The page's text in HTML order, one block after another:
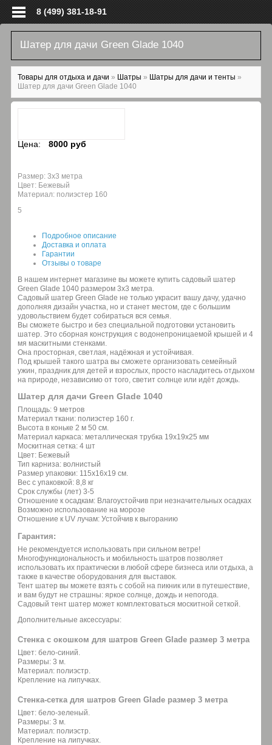
8 (499) 381-18-91
Шатер для дачи Green Glade 1040
Вы здесь
Товары для отдыха и дачи » Шатры » Шатры для дачи и тенты »
Шатер для дачи Green Glade 1040
Цена: 8000 руб
Размер: 3х3 метра
Цвет: Бежевый
Материал: полиэстер 160
5
Подробное описание
Доставка и оплата
Гарантии
Отзывы о товаре
В нашем интернет магазине вы можете купить садовый шатер
Green Glade 1040 размером 3х3 метра.
Садовый шатер Green Glade не только украсит вашу дачу, удачно
дополняя дизайн участка, но и станет местом, где с большим
удовольствием будет собираться вся семья.
Вы сможете быстро и без специальной подготовки установить
шатер. Это сборная конструкция с водонепроницаемой крышей и 4
мя маскитными стенками.
Она просторная, светлая, надёжная и устойчивая.
Под крышей такого шатра вы сможете организовать семейный
ужин, праздник для детей и взрослых, просто насладитесь отдыхом
на природе, независимо от того, светит солнце или идёт дождь.
Шатер для дачи Green Glade 1040
Площадь: 9 метров
Материал ткани: полиэстер 160 г.
Высота в коньке 2 м 50 см.
Материал каркаса: металлическая трубка 19х19х25 мм
Москитная сетка: 4 шт
Цвет: Бежевый
Тип карниза: волнистый
Размер упаковки: 115х16х19 см.
Вес с упаковкой: 8,8 кг
Срок службы (лет) 3-5
Отношение к осадкам: Влагоустойчив при незначительных осадках
Возможно использование на морозе
Отношение к UV лучам: Устойчив к выгоранию
Гарантия:
Не рекомендуется использовать при сильном ветре!
Многофункциональность и мобильность шатров позволяет
использовать их практически в любой сфере бизнеса или отдыха, а
также в качестве оборудования для выставок.
Тент шатер вы можете взять с собой на пикник или в путешествие,
и вам будут не страшны: яркое солнце, дождь и непогода.
Садовый тент шатер может комплектоваться москитной сеткой.
Дополнительные аксессуары:
Стенка с окошком для шатров Green Glade размер 3 метра
Цвет: бело-синий.
Размеры: 3 м.
Материал: полиэстр.
Крепление на липучках.
Стенка-сетка для шатров Green Glade размер 3 метра
Цвет: бело-зеленый.
Размеры: 3 м.
Материал: полиэстр.
Крепление на липучках.